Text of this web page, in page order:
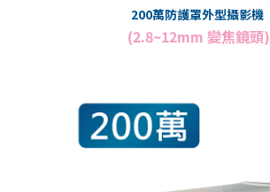
200萬防護罩外型攝影機
(2.8~12mm 變焦鏡頭)